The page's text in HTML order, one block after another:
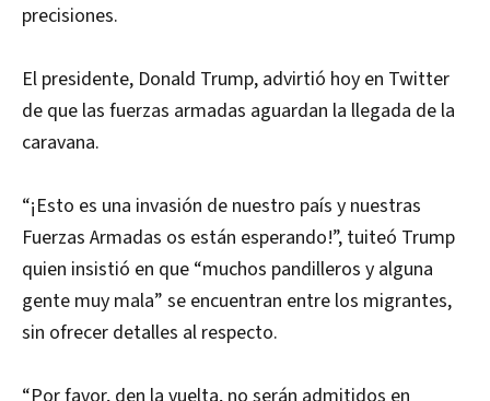
precisiones.
El presidente, Donald Trump, advirtió hoy en Twitter
de que las fuerzas armadas aguardan la llegada de la
caravana.
“¡Esto es una invasión de nuestro país y nuestras
Fuerzas Armadas os están esperando!”, tuiteó Trump
quien insistió en que “muchos pandilleros y alguna
gente muy mala” se encuentran entre los migrantes,
sin ofrecer detalles al respecto.